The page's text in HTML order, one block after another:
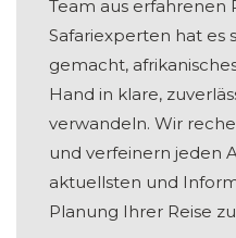
Team aus erfahrenen
Safariexperten hat es
gemacht,
Hand in klare,
verwandeln. Wir
und verfeinern jeden
aktuellsten und
Planung Ihrer Reise